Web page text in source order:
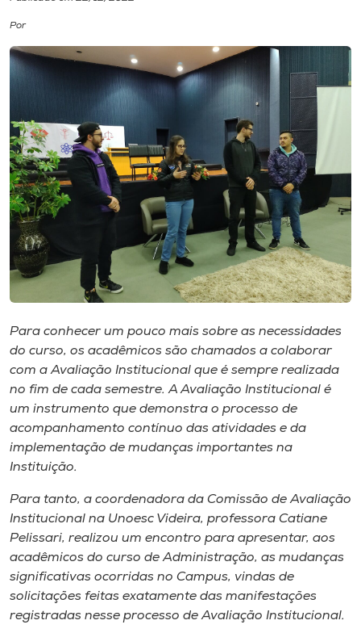
Biblioteca
Editora
Museu
Unoesc
Store
o idioma
A+
A-
Por
Para conhecer um pouco mais sobre as necessidades
do curso, os acadêmicos são chamados a colaborar
com a Avaliação Institucional que é sempre realizada
no fim de cada semestre. A Avaliação Institucional é
um instrumento que demonstra o processo de
acompanhamento contínuo das atividades e da
implementação de mudanças importantes na
Instituição.
Para tanto, a coordenadora da Comissão de Avaliação
Institucional na Unoesc Videira, professora Catiane
Pelissari, realizou um encontro para apresentar, aos
acadêmicos do curso de Administração, as mudanças
significativas ocorridas no Campus, vindas de
solicitações feitas exatamente das manifestações
registradas nesse processo de Avaliação Institucional.